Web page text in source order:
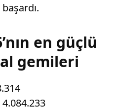
en güçlü
gemileri